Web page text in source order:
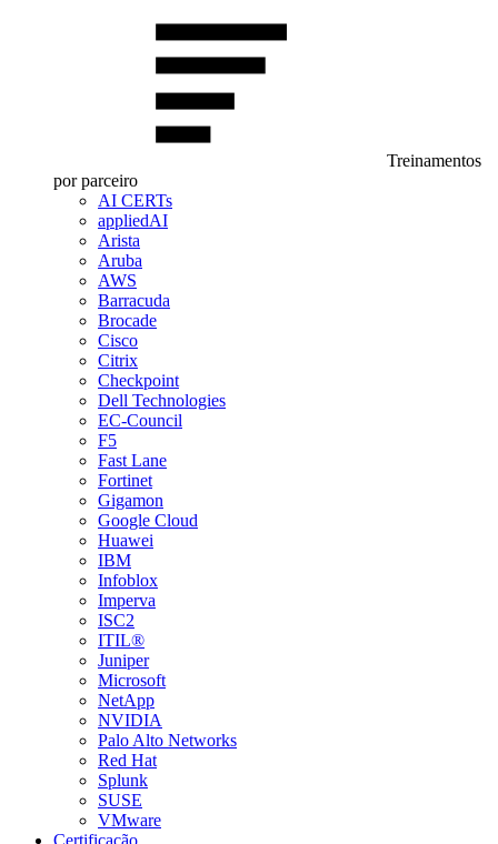
Treinamentos
por parceiro
AI CERTs
appliedAI
Arista
Aruba
AWS
Barracuda
Brocade
Cisco
Citrix
Checkpoint
Dell Technologies
EC-Council
F5
Fast Lane
Fortinet
Gigamon
Google Cloud
Huawei
IBM
Infoblox
Imperva
ISC2
ITIL®
Juniper
Microsoft
NetApp
NVIDIA
Palo Alto Networks
Red Hat
Splunk
SUSE
VMware
Certificação